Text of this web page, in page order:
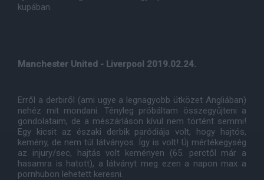
kupában.
Manchester United - Liverpool 2019.02.24.
Erről a derbiről (ami ugye a legnagyobb ütközet Angliában)
nehéz mit mondani. Tényleg próbáltam összegyűjteni a
gondolataim, de a mészárláson kívül nem történt semmi!
Egy kicsit az északi derbik paródiája volt, hogy hajtós,
kemény, de nem túl látványos. Így is volt! Új mértékegység
az injury/sec, hajtás volt keményen (65. perctől már a
hasamra is hatott), a látványt meg ezen a napon max a
pornhubon lehetett keresni.